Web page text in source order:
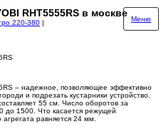
RHT5555RS в москве
Меню
220-380 |
– надежное, позволяющее эффективно
и подрезать кустарники устройство.
55 см. Число оборотов за
до 1500. Что касается режущей
равняется 24 мм.